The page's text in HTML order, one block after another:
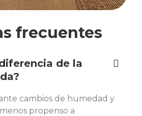
frecuentes
de la
cambios de humedad y
propenso a